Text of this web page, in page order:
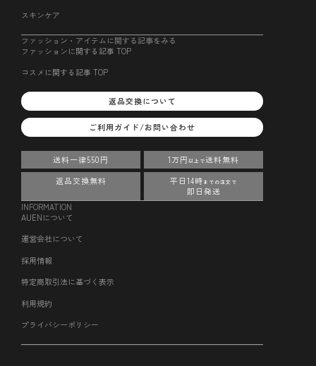
スキンケア
ファッション・アイテムに関する記事をみる
ファッションに関する記事 TOP
コスメに関する記事 TOP
返品交換について
ご利用ガイド/お問い合わせ
送料一律550円 1万円 以上で送料無料
返品交換無料
平日14時 までの注文で
即日発送
INFORMATION
AUENについて
運営会社について
採用情報
特定商取引法に基づく表示
利用規約
プライバシーポリシー